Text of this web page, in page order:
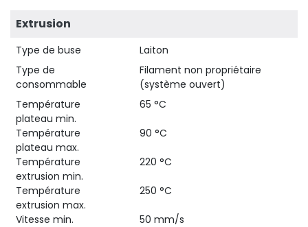
Extrusion
Type de buse
Laiton
Type de
consommable
Filament non propriétaire
(système ouvert)
Température
plateau min.
65 °C
Température
plateau max.
90 °C
Température
extrusion min.
220 °C
Température
extrusion max.
250 °C
Vitesse min.
50 mm/s